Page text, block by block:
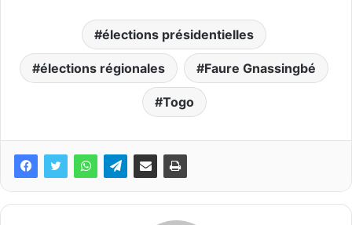
élections présidentielles
élections régionales Faure Gnassingbé
Togo